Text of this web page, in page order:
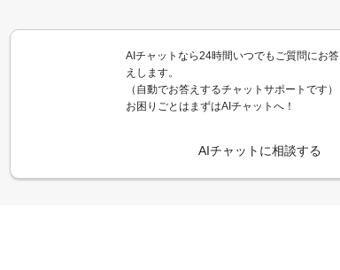
AIチャットなら24時間いつでもご質問にお答
えします。
（自動でお答えするチャットサポートです）
お困りごとはまずはAIチャットへ！
AIチャットに相談する